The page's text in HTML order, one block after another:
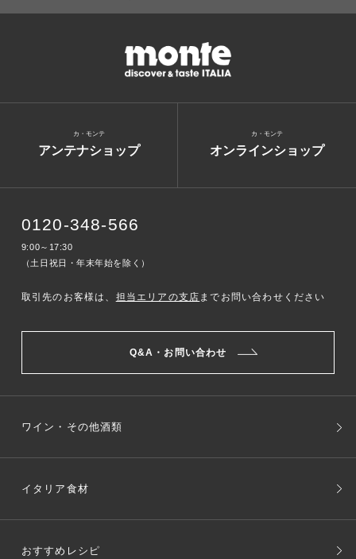
アンテナショップ
カ・モンテ
オンラインショップ
カ・モンテ
0120-348-566
9:00～17:30
（土日祝日・年末年始を除く）
取引先のお客様は、 担当エリアの支店 までお問い合わせください
Q&A・お問い合わせ
ワイン・その他酒類
イタリア食材
おすすめレシピ